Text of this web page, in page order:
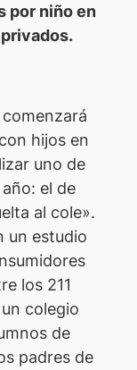
por niño en
hijos en
uno de
el de
al cole».
un estudio
los 211
colegio
de
padres de